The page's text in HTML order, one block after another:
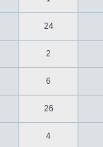
24
2
6
26
4